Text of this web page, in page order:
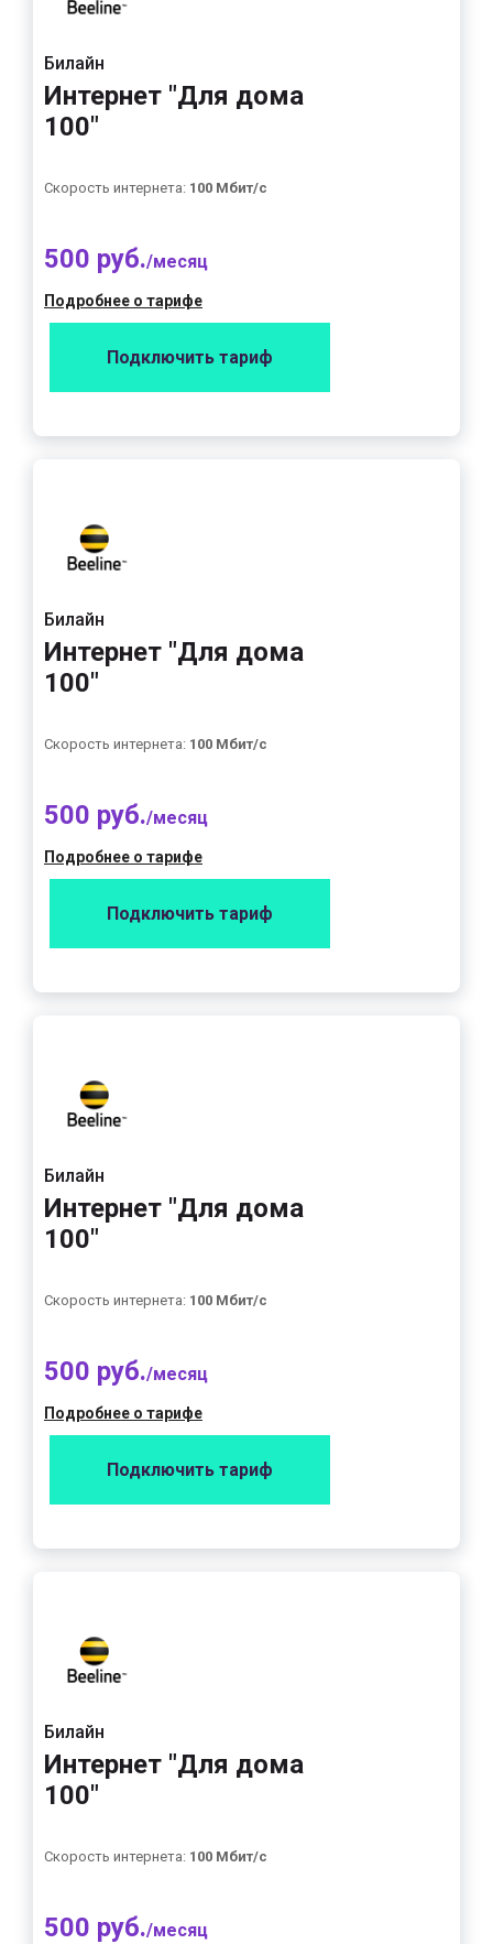
Билайн
Интернет "Для дома
100"
Скорость интернета: 100 Мбит/с
500 руб./месяц
Подробнее о тарифе
Подключить тариф
Билайн
Интернет "Для дома
100"
Скорость интернета: 100 Мбит/с
500 руб./месяц
Подробнее о тарифе
Подключить тариф
Билайн
Интернет "Для дома
100"
Скорость интернета: 100 Мбит/с
500 руб./месяц
Подробнее о тарифе
Подключить тариф
Билайн
Интернет "Для дома
100"
Скорость интернета: 100 Мбит/с
500 руб./месяц